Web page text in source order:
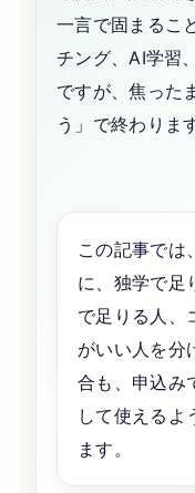
一言で固まるこ
チング、AI学習
ですが、焦った
う」で終わりま
この記事では
に、独学で足
で足りる人、
がいい人を分
合も、申込み
して使えるよ
ます。